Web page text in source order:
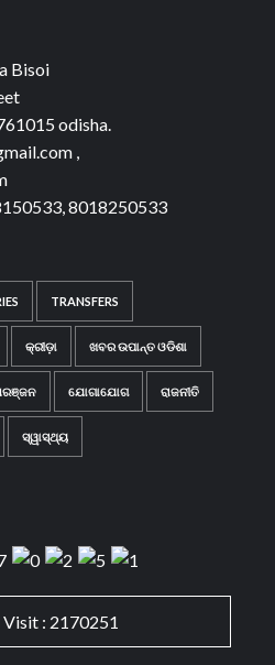
Bisoi
odisha.
,
8018250533
TRANSFERS
କ୍ରୀଡ଼ା ଖବର ଉପାନ୍ତ ଓଡିଶା
ଯୋଗାଯୋଗ ରାଜନୀତି
ସ୍ୱାସ୍ଥ୍ୟ
: 2170251